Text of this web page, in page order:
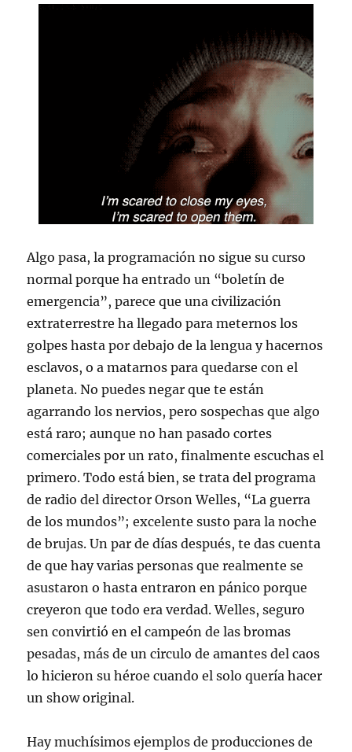
Algo pasa, la programación no sigue su curso
normal porque ha entrado un “boletín de
emergencia”, parece que una civilización
extraterrestre ha llegado para meternos los
golpes hasta por debajo de la lengua y hacernos
esclavos, o a matarnos para quedarse con el
planeta. No puedes negar que te están
agarrando los nervios, pero sospechas que algo
está raro; aunque no han pasado cortes
comerciales por un rato, finalmente escuchas el
primero. Todo está bien, se trata del programa
de radio del director Orson Welles, “La guerra
de los mundos”; excelente susto para la noche
de brujas. Un par de días después, te das cuenta
de que hay varias personas que realmente se
asustaron o hasta entraron en pánico porque
creyeron que todo era verdad. Welles, seguro
sen convirtió en el campeón de las bromas
pesadas, más de un circulo de amantes del caos
lo hicieron su héroe cuando el solo quería hacer
un show original.
Hay muchísimos ejemplos de producciones de